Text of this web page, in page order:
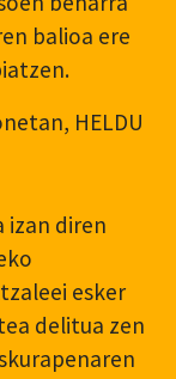
balioa ere
HELDU
izan diren
esker
delitua zen